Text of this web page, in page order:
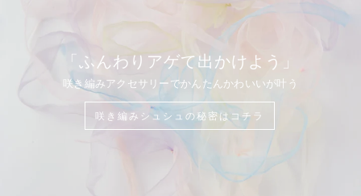
「ふんわりアゲて出かけよう」
咲き編みアクセサリーでかんたんかわいいが叶う
咲き編みシュシュの秘密はコチラ